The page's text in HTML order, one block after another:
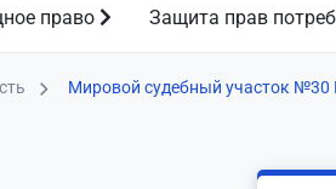
право Защита прав
Мировой судебный участок №30